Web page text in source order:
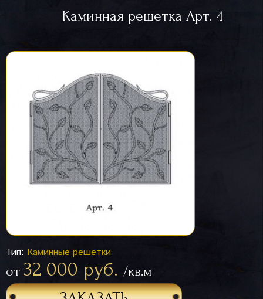
Каминная решетка Арт. 4
Тип: Каминные решетки
от 32 000 руб. /кв.м